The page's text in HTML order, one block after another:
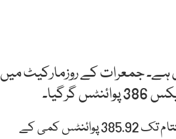
ہے۔ جمعرات کے روزمارکیٹ میں
اسٹاک ایکسچینج میں آج کاروبار کا آغاز 42249.44 پر ہوا لیکن دن کے اختتام تک 385.92 پوائنٹس کمی کے